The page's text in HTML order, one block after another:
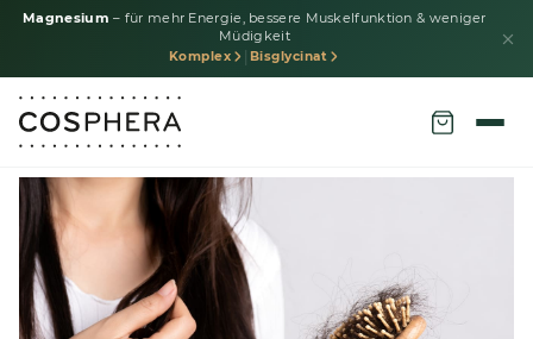
Magnesium – für mehr Energie, bessere Muskelfunktion & weniger
Müdigkeit
Komplex Bisglycinat